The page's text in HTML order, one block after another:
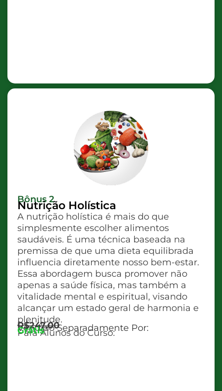
Bônus 2
Nutrição Holística
A nutrição holística é mais do que
simplesmente escolher alimentos
saudáveis. É uma técnica baseada na
premissa de que uma dieta equilibrada
influencia diretamente nosso bem-estar.
Essa abordagem busca promover não
apenas a saúde física, mas também a
vitalidade mental e espiritual, visando
alcançar um estado geral de harmonia e
plenitude.
Vendido Separadamente Por:
R$247,00
Para Alunos do Curso:
Grátis